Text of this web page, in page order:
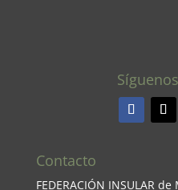
Contacto
FEDERACIÓN INSULAR